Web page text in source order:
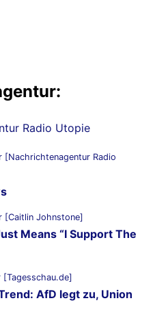
Radio Utopie
Radio
Johnstone]
Means “I Support The
AfD legt zu, Union